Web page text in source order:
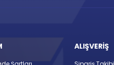
ALIŞVERİŞ